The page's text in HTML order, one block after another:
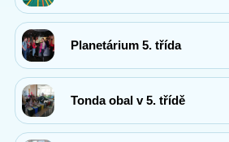
Planetárium 5. třída
Tonda obal v 5. třídě